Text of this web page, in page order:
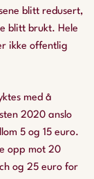
blitt redusert,
blitt brukt. Hele
ikke offentlig
med å
2020 anslo
5 og 15 euro.
opp mot 20
og 25 euro for